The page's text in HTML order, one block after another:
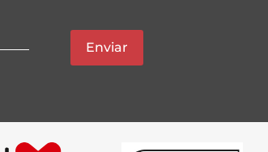
Enviar